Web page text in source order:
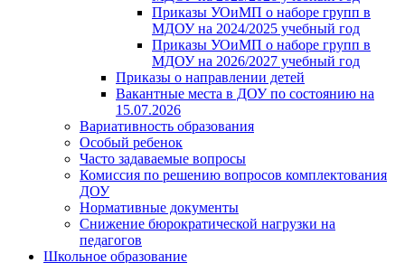
Приказы УОиМП о наборе групп в
МДОУ на 2024/2025 учебный год
Приказы УОиМП о наборе групп в
МДОУ на 2026/2027 учебный год
Приказы о направлении детей
Вакантные места в ДОУ по состоянию на
15.07.2026
Вариативность образования
Особый ребенок
Часто задаваемые вопросы
Комиссия по решению вопросов комплектования
ДОУ
Нормативные документы
Снижение бюрократической нагрузки на
педагогов
Школьное образование